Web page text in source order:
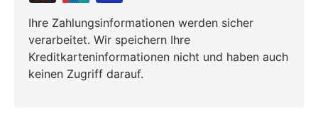
Ihre Zahlungsinformationen werden sicher
verarbeitet. Wir speichern Ihre
Kreditkarteninformationen nicht und haben auch
keinen Zugriff darauf.